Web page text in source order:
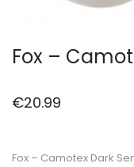
Fox –
€20.99
Fox – Camotex Dark